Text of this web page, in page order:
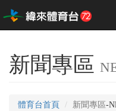
新聞專區
體育台首頁 新聞專區-